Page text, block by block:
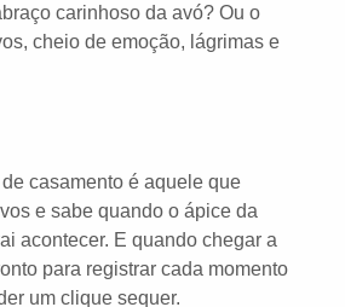
carinhoso da avó? Ou o
cheio de emoção, lágrimas e
casamento é aquele que
e sabe quando o ápice da
acontecer. E quando chegar a
para registrar cada momento
um clique sequer.